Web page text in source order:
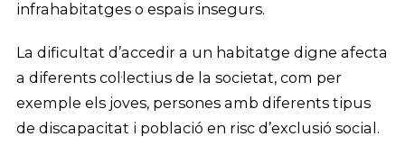
infrahabitatges o espais insegurs.
La dificultat d’accedir a un habitatge digne afecta
a diferents col·lectius de la societat, com per
exemple els joves, persones amb diferents tipus
de discapacitat i població en risc d’exclusió social.